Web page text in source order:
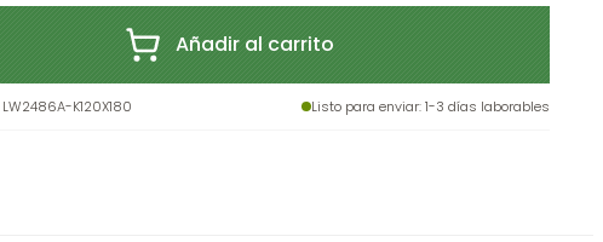
Añadir al carrito
LW2486A-K120X180 Listo para enviar: 1-3 días laborables